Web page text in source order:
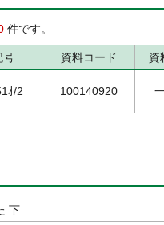
件です。
号 資料コード 資
ｵ/2 100140920
下